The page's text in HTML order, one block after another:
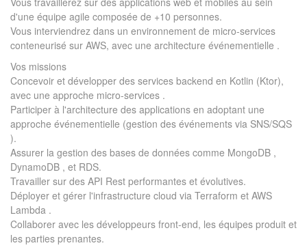
d'une équipe agile composée de +10 personnes.
Vous interviendrez dans un environnement de micro-services
conteneurisé sur AWS, avec une architecture événementielle .
Vos missions
Concevoir et développer des services backend en Kotlin (Ktor),
avec une approche micro-services .
Participer à l'architecture des applications en adoptant une
approche événementielle (gestion des événements via SNS/SQS
).
Assurer la gestion des bases de données comme MongoDB ,
DynamoDB , et RDS.
Travailler sur des API Rest performantes et évolutives.
Déployer et gérer l'infrastructure cloud via Terraform et AWS
Lambda .
Collaborer avec les développeurs front-end, les équipes produit et
les parties prenantes.